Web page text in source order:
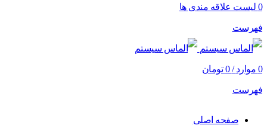
0 لیست علاقه مندی ها
فهرست
0 موارد /
0 تومان
فهرست
صفحه اصلی